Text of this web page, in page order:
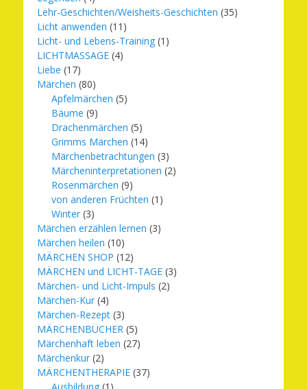
Lehr-Geschichten/Weisheits-Geschichten (35)
Licht anwenden (11)
Licht- und Lebens-Training (1)
LICHTMASSAGE (4)
Liebe (17)
Märchen (80)
Apfelmärchen (5)
Bäume (9)
Drachenmärchen (5)
Grimms Märchen (14)
Märchenbetrachtungen (3)
Märcheninterpretationen (2)
Rosenmärchen (9)
von anderen Früchten (1)
Winter (3)
Märchen erzählen lernen (3)
Märchen heilen (10)
MÄRCHEN SHOP (12)
MÄRCHEN und LICHT-TAGE (3)
Märchen- und Licht-Impuls (2)
Märchen-Kur (4)
Märchen-Rezept (3)
MÄRCHENBÜCHER (5)
Märchenhaft leben (27)
Märchenkur (2)
MÄRCHENTHERAPIE (37)